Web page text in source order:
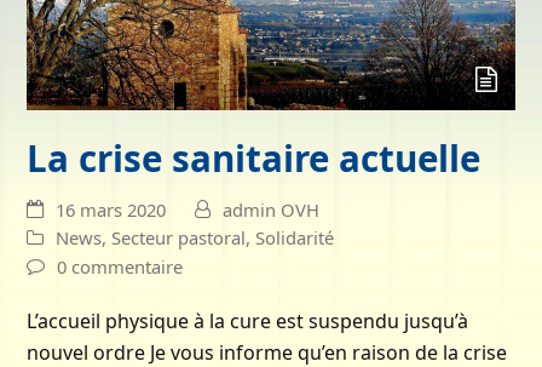
La crise sanitaire actuelle
16 mars 2020
admin OVH
News, Secteur pastoral, Solidarité
0 commentaire
L’accueil physique à la cure est suspendu jusqu’à
nouvel ordre Je vous informe qu’en raison de la crise